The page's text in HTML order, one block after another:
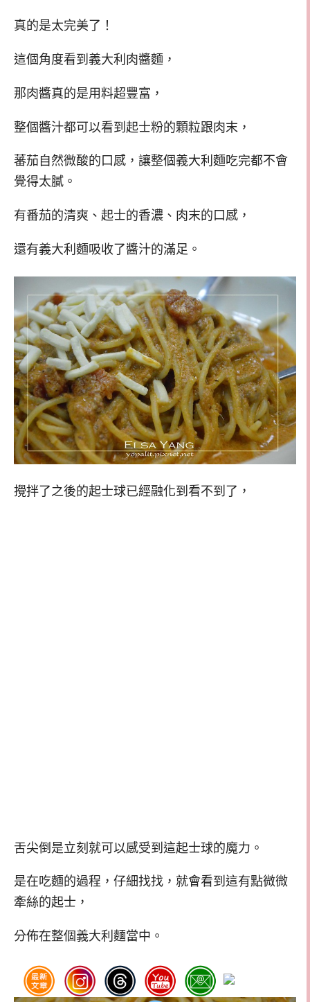
真的是太完美了！
這個角度看到義大利肉醬麵，
那肉醬真的是用料超豐富，
整個醬汁都可以看到起士粉的顆粒跟肉末，
蕃茄自然微酸的口感，讓整個義大利麵吃完都不會
覺得太膩。
有番茄的清爽、起士的香濃、肉末的口感，
還有義大利麵吸收了醬汁的滿足。
攪拌了之後的起士球已經融化到看不到了，
舌尖倒是立刻就可以感受到這起士球的魔力。
是在吃麵的過程，仔細找找，就會看到這有點微微
牽絲的起士，
分佈在整個義大利麵當中。